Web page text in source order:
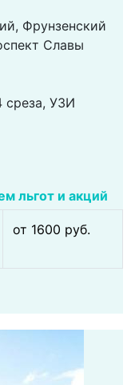
Фрунзенский
Славы
среза, УЗИ
льгот и акций
от 1600 pуб.